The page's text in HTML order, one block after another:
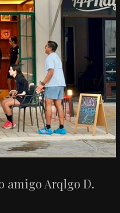
amigo Arqlgo D.